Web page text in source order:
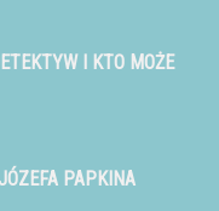
I KTO MOŻE
PAPKINA